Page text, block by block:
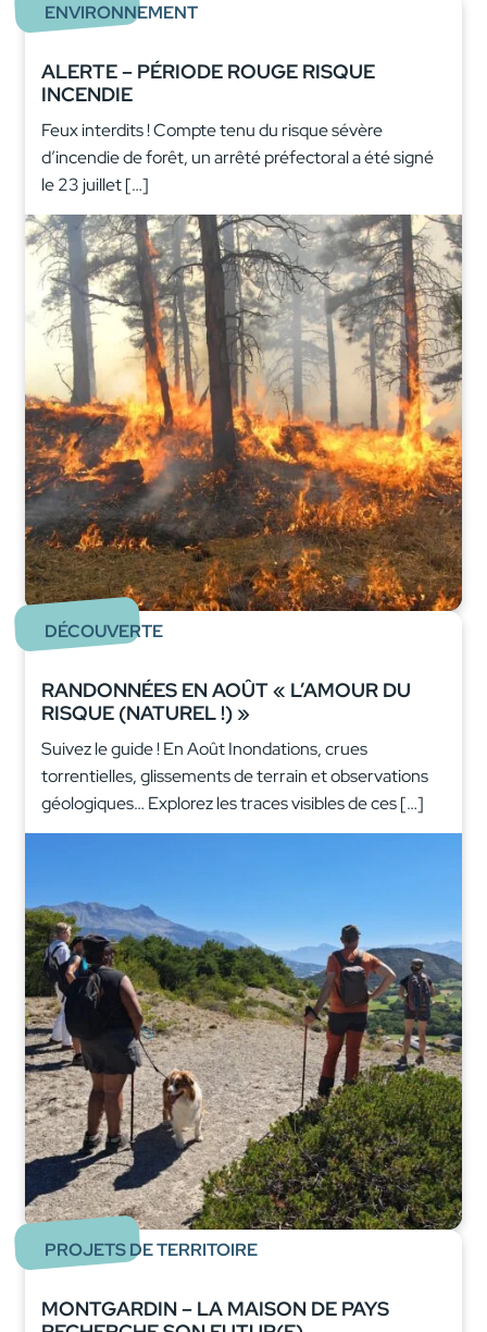
ENVIRONNEMENT
ALERTE – PÉRIODE ROUGE RISQUE
INCENDIE
Feux interdits ! Compte tenu du risque sévère
d’incendie de forêt, un arrêté préfectoral a été signé
le 23 juillet […]
DÉCOUVERTE
RANDONNÉES EN AOÛT « L’AMOUR DU
RISQUE (NATUREL !) »
Suivez le guide ! En Août Inondations, crues
torrentielles, glissements de terrain et observations
géologiques… Explorez les traces visibles de ces […]
PROJETS DE TERRITOIRE
MONTGARDIN – LA MAISON DE PAYS